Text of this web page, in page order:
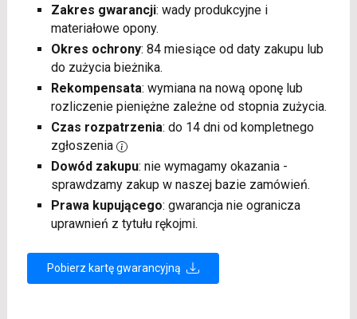
Zakres gwarancji: wady produkcyjne i
materiałowe opony.
Okres ochrony: 84 miesiące od daty zakupu lub
do zużycia bieżnika.
Rekompensata: wymiana na nową oponę lub
rozliczenie pieniężne zależne od stopnia zużycia.
Czas rozpatrzenia: do 14 dni od kompletnego
zgłoszenia
Dowód zakupu: nie wymagamy okazania -
sprawdzamy zakup w naszej bazie zamówień.
Prawa kupującego: gwarancja nie ogranicza
uprawnień z tytułu rękojmi.
Pobierz kartę gwarancyjną